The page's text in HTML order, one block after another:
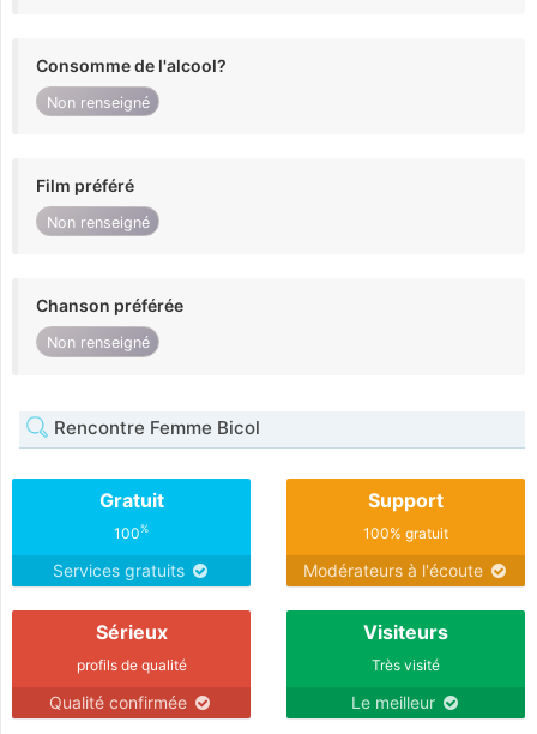
Consomme de l'alcool?
Non renseigné
Film préféré
Non renseigné
Chanson préférée
Non renseigné
Rencontre Femme Bicol
Gratuit
100%
Services gratuits
Support
100% gratuit
Modérateurs à l'écoute
Sérieux
profils de qualité
Qualité confirmée
Visiteurs
Très visité
Le meilleur